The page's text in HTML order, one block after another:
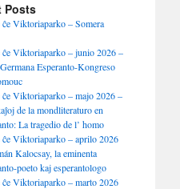
Posts
Viktoriaparko – Somera
ĉe Viktoriaparko – junio 2026 –
Esperanto-Kongreso
ĉe Viktoriaparko – majo 2026 –
de la mondliteraturo en
La tragedio de l’ homo
ĉe Viktoriaparko – aprilo 2026
Kalocsay, la eminenta
poeto kaj esperantologo
ĉe Viktoriaparko – marto 2026